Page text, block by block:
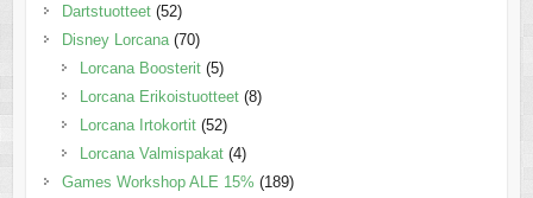
Dartstuotteet (52)
Disney Lorcana (70)
Lorcana Boosterit (5)
Lorcana Erikoistuotteet (8)
Lorcana Irtokortit (52)
Lorcana Valmispakat (4)
Games Workshop ALE 15% (189)